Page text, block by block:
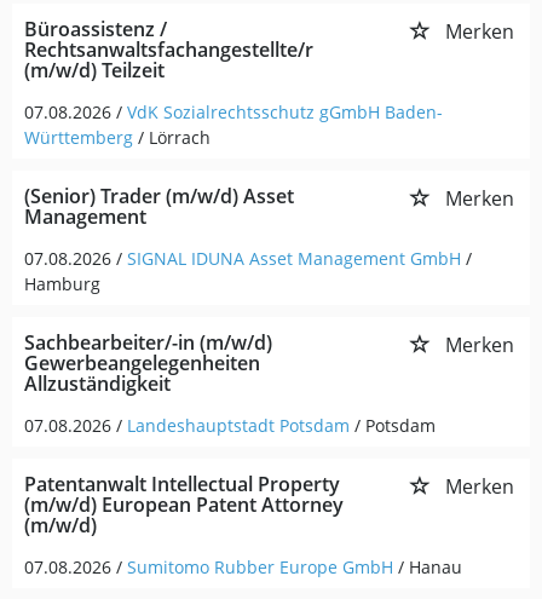
Büroassistenz /
Rechtsanwaltsfachangestellte/r
(m/w/d) Teilzeit
Merken
07.08.2026 / VdK Sozialrechtsschutz gGmbH Baden-
Württemberg / Lörrach
(Senior) Trader (m/w/d) Asset
Management
Merken
07.08.2026 / SIGNAL IDUNA Asset Management GmbH /
Hamburg
Sachbearbeiter/-in (m/w/d)
Gewerbeangelegenheiten
Allzuständigkeit
Merken
07.08.2026 / Landeshauptstadt Potsdam / Potsdam
Patentanwalt Intellectual Property
(m/w/d) European Patent Attorney
(m/w/d)
Merken
07.08.2026 / Sumitomo Rubber Europe GmbH / Hanau